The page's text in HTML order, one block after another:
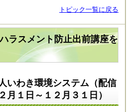
トピック一覧に戻る
ラスメント防止出前講座を
いわき環境システム（配信
１日～１２月３１日）